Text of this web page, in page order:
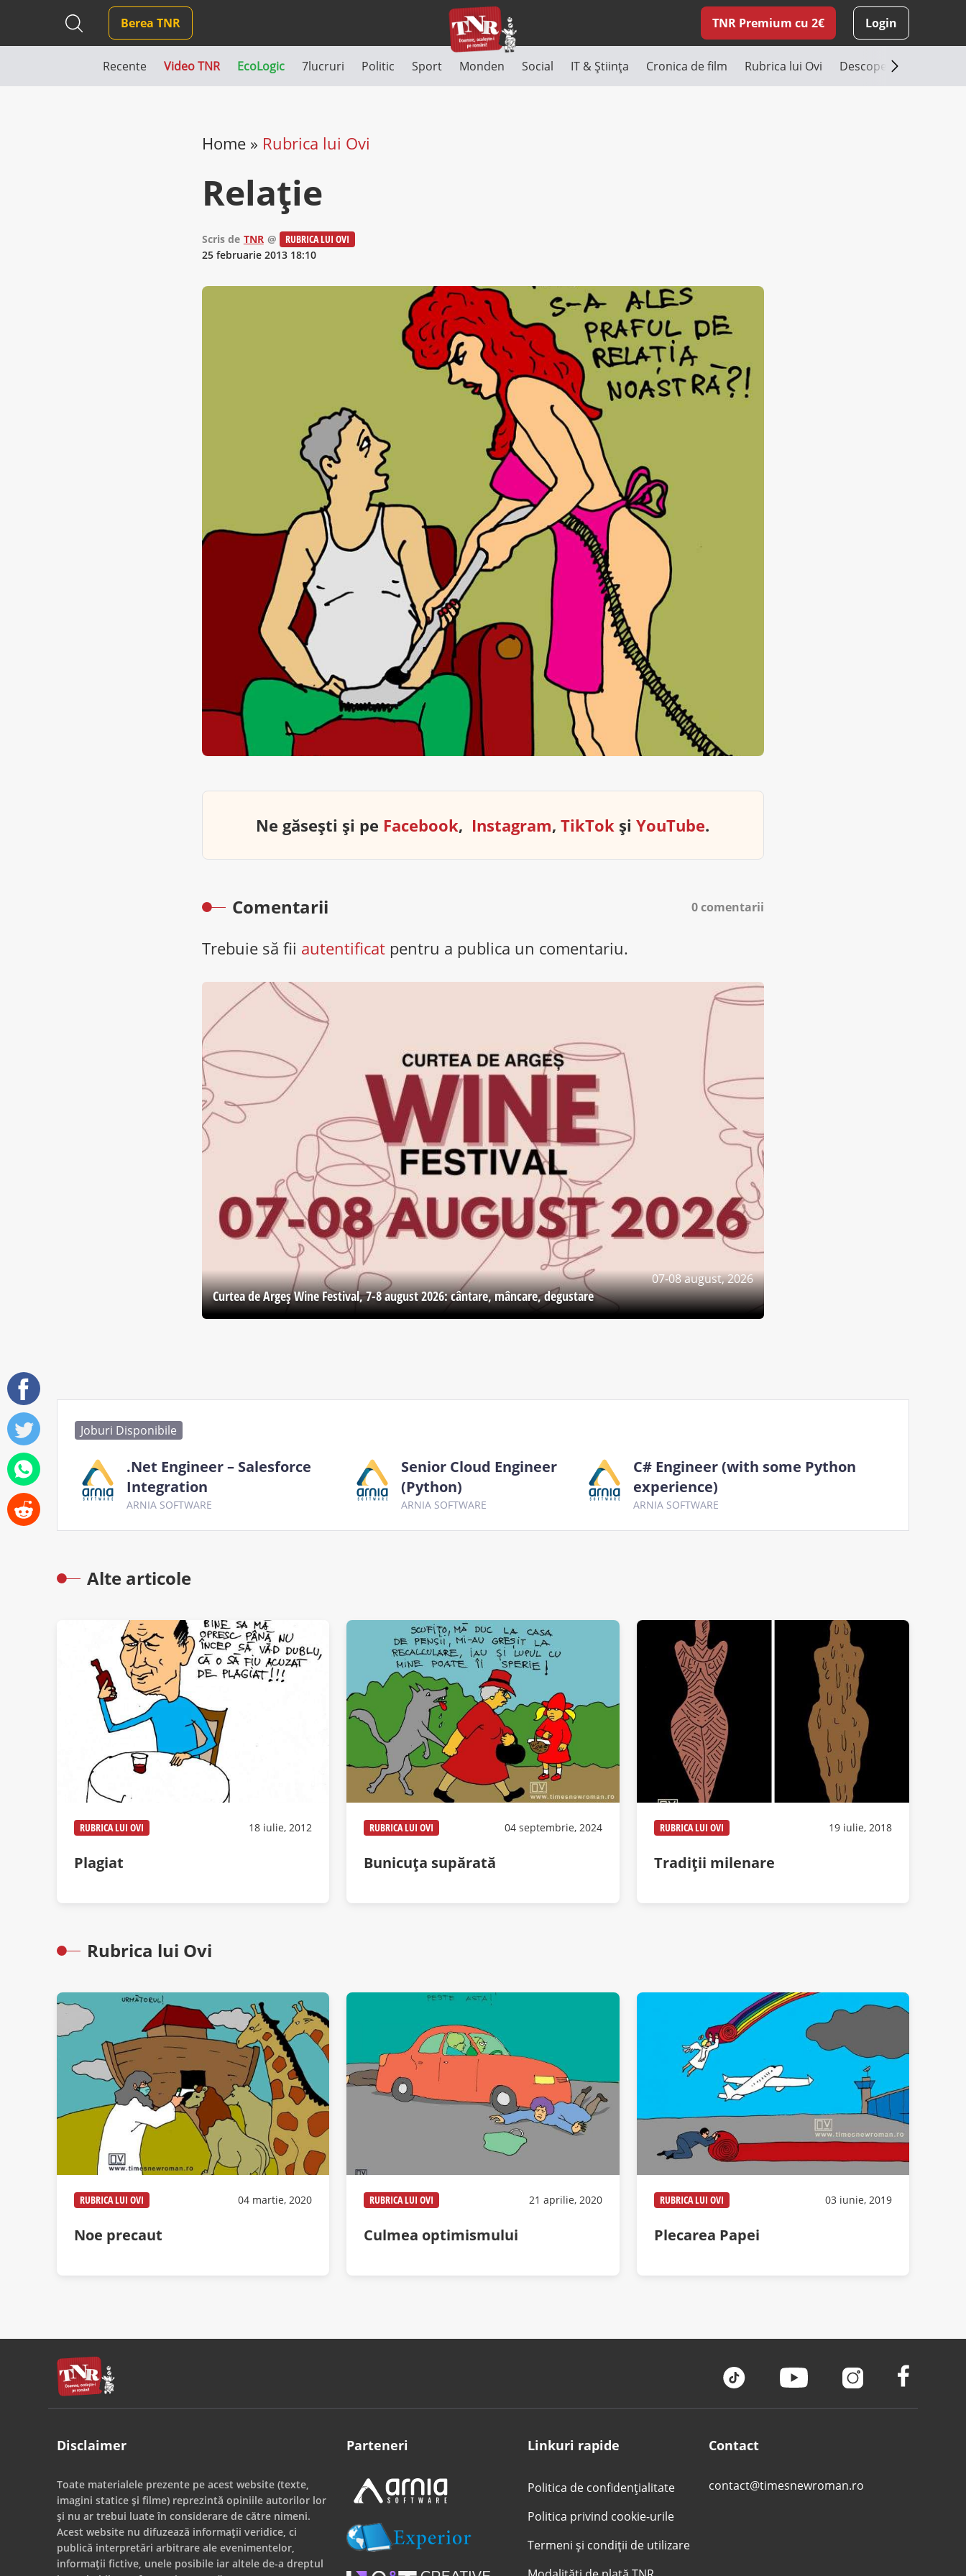
Berea TNR TNR Premium cu 2€ Login
Recente Video TNR EcoLogic 7lucruri Politic Sport Monden Social IT & Știința Cronica de film Rubrica lui Ovi Descoperă România
Home» Rubrica lui Ovi
Relaţie
Scris de TNR @
RUBRICA LUI OVI
25 februarie 2013 18:10
Ne găsești și pe Facebook, Instagram,TikTok șiYouTube.
Comentarii 0 comentarii
Trebuie să fii autentificatpentru a publica un comentariu.
07-08 august, 2026
Curtea de Argeş Wine Festival, 7-8 august 2026: cântare, mâncare, degustare
Joburi Disponibile
.Net Engineer – Salesforce
Integration
ARNIA SOFTWARE
Senior Cloud Engineer
(Python)
ARNIA SOFTWARE
C# Engineer (with some Python
experience)
ARNIA SOFTWARE
Alte articole
RUBRICA LUI OVI 18 iulie, 2012
Plagiat
RUBRICA LUI OVI 04 septembrie, 2024
Bunicuța supărată
RUBRICA LUI OVI 19 iulie, 2018
Tradiții milenare
Rubrica lui Ovi
RUBRICA LUI OVI 04 martie, 2020
Noe precaut
RUBRICA LUI OVI 21 aprilie, 2020
Culmea optimismului
RUBRICA LUI OVI 03 iunie, 2019
Plecarea Papei
Disclaimer
Toate materialele prezente pe acest website (texte,
imagini statice și filme) reprezintă opiniile autorilor lor
și nu ar trebui luate în considerare de către nimeni.
Acest website nu difuzează informații veridice, ci
publică interpretări arbitrare ale evenimentelor,
informații fictive, unele posibile iar altele de-a dreptul
Parteneri Linkuri rapide
Politica de confidențialitate
Politica privind cookie-urile
Termeni și condiții de utilizare
Contact
contact@timesnewroman.ro